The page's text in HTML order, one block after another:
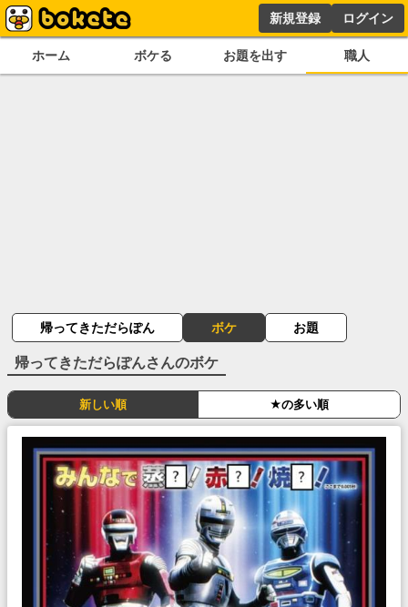
新規登録 ログイン
ホーム ボケる お題を出す 職人
帰ってきただらぽん ボケ お題
帰ってきただらぽんさんのボケ
新しい順 ★の多い順